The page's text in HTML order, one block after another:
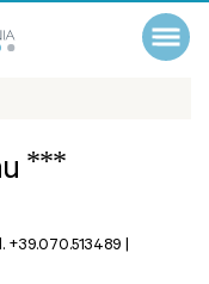
***
+39.070.513489 |